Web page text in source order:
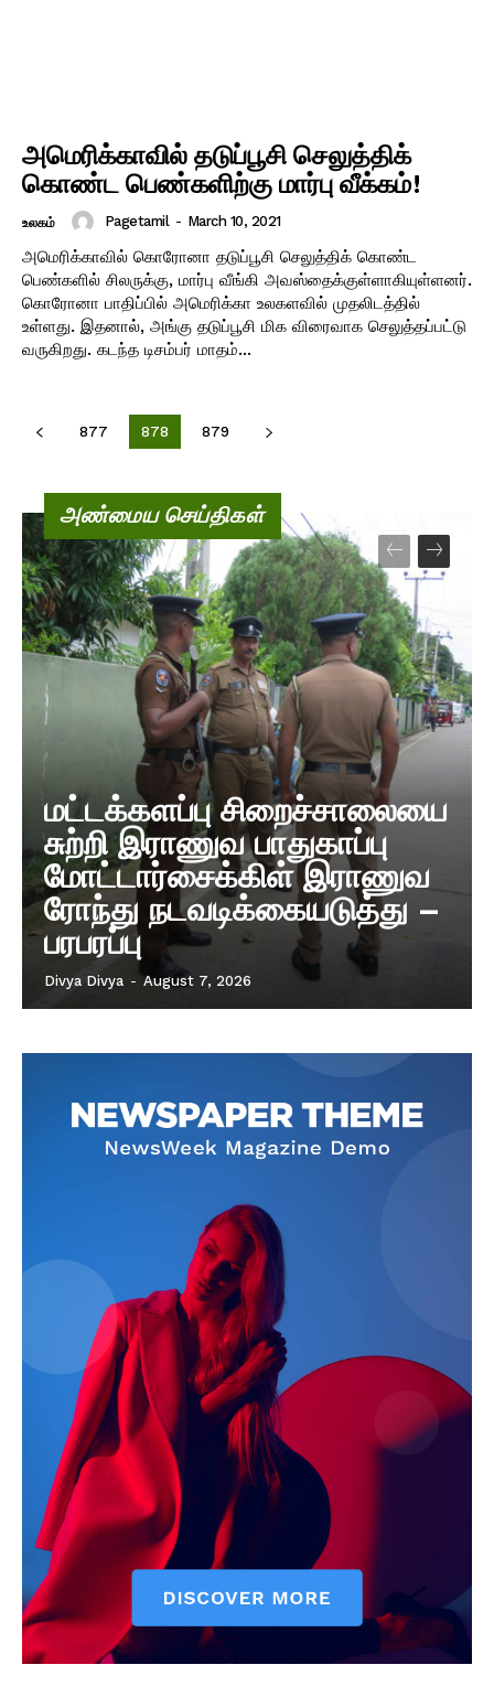
அமெரிக்காவில் தடுப்பூசி செலுத்திக்
கொண்ட பெண்களிற்கு மார்பு வீக்கம்!
உலகம் Pagetamil - March 10, 2021
அமெரிக்காவில் கொரோனா தடுப்பூசி செலுத்திக் கொண்ட
பெண்களில் சிலருக்கு, மார்பு வீங்கி அவஸ்தைக்குள்ளாகியுள்ளனர்.
கொரோனா பாதிப்பில் அமெரிக்கா உலகளவில் முதலிடத்தில்
உள்ளது. இதனால், அங்கு தடுப்பூசி மிக விரைவாக செலுத்தப்பட்டு
வருகிறது. கடந்த டிசம்பர் மாதம்...
877 878 879
அண்மைய செய்திகள்
மட்டக்களப்பு சிறைச்சாலையை
சுற்றி இராணுவ பாதுகாப்பு
மோட்டார்சைக்கிள் இராணுவ
ரோந்து நடவடிக்கையடுத்து –
பரபரப்பு
Divya Divya - August 7, 2026